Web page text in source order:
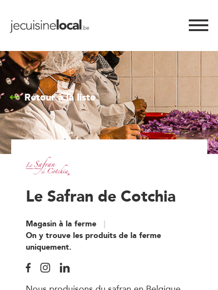
Retour à la liste
Le Safran de Cotchia
Magasin à la ferme
On y trouve les produits de la ferme
uniquement.